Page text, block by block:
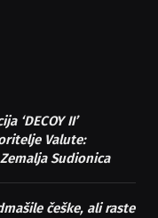
‘DECOY II’
Valute:
Sudionica
češke, ali raste